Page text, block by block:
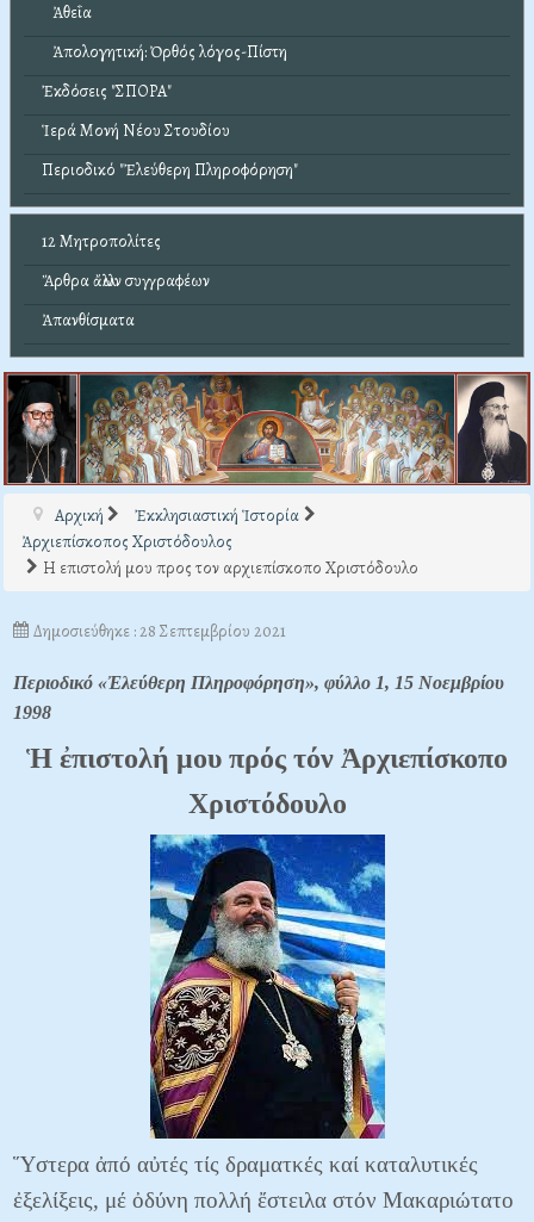
Ἀθεΐα
Ἀπολογητική: Ὀρθός λόγος-Πίστη
Ἐκδόσεις "ΣΠΟΡΑ"
Ἱερά Μονή Νέου Στουδίου
Περιοδικό "Ἐλεύθερη Πληροφόρηση"
12 Μητροπολίτες
Ἄρθρα ἄλλων συγγραφέων
Ἀπανθίσματα
Αρχική
Ἐκκλησιαστική Ἱστορία
Ἀρχιεπίσκοπος Χριστόδουλος
Η επιστολή μου προς τον αρχιεπίσκοπο Χριστόδουλο
Δημοσιεύθηκε : 28 Σεπτεμβρίου 2021
Περιοδικό «Ἐλεύθερη Πληροφόρηση», φύλλο 1, 15 Νοεμβρίου
1998
Ἡ ἐπιστολή μου πρός τόν Ἀρχιεπίσκοπο
Χριστόδουλο
Ὕστερα ἀπό αὐτές τίς δραματκές καί καταλυτικές
ἐξελίξεις, μέ ὀδύνη πολλή ἔστειλα στόν Μακαριώτατο